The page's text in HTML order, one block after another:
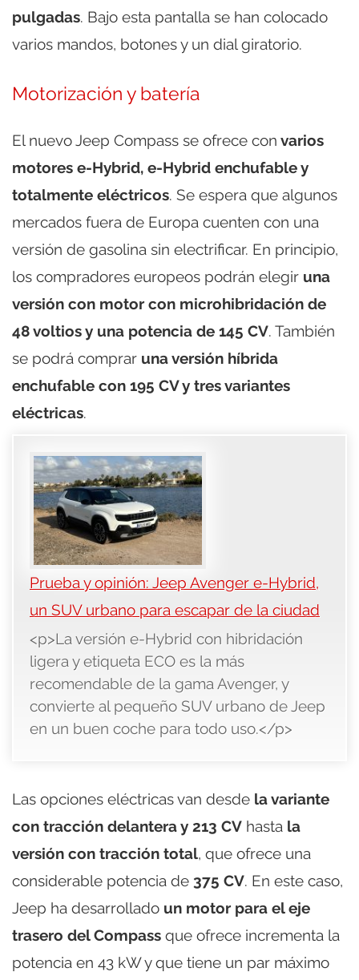
pulgadas. Bajo esta pantalla se han colocado
varios mandos, botones y un dial giratorio.
Motorización y batería
El nuevo Jeep Compass se ofrece con varios
motores e-Hybrid, e-Hybrid enchufable y
totalmente eléctricos. Se espera que algunos
mercados fuera de Europa cuenten con una
versión de gasolina sin electrificar. En principio,
los compradores europeos podrán elegir una
versión con motor con microhibridación de
48 voltios y una potencia de 145 CV. También
se podrá comprar una versión híbrida
enchufable con 195 CV y tres variantes
eléctricas.
Prueba y opinión: Jeep Avenger e-Hybrid,
un SUV urbano para escapar de la ciudad
<p>La versión e-Hybrid con hibridación
ligera y etiqueta ECO es la más
recomendable de la gama Avenger, y
convierte al pequeño SUV urbano de Jeep
en un buen coche para todo uso.</p>
Las opciones eléctricas van desde la variante
con tracción delantera y 213 CV hasta la
versión con tracción total, que ofrece una
considerable potencia de 375 CV. En este caso,
Jeep ha desarrollado un motor para el eje
trasero del Compass que ofrece incrementa la
potencia en 43 kW y que tiene un par máximo